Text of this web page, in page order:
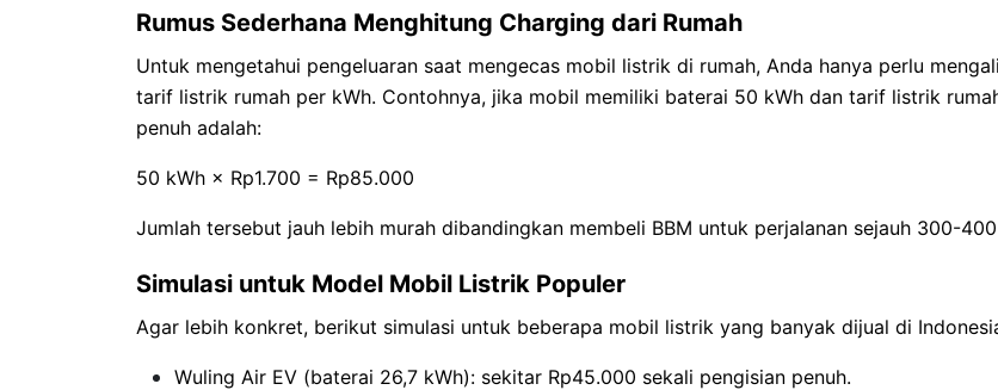
Rumus Sederhana Menghitung Charging dari Rumah
Untuk mengetahui pengeluaran saat mengecas mobil listrik di rumah, Anda hanya perlu
tarif listrik rumah per kWh. Contohnya, jika mobil memiliki baterai 50 kWh dan tarif listrik
penuh adalah:
50 kWh × Rp1.700 = Rp85.000
Jumlah tersebut jauh lebih murah dibandingkan membeli BBM untuk perjalanan sejauh 300-
Simulasi untuk Model Mobil Listrik Populer
Agar lebih konkret, berikut simulasi untuk beberapa mobil listrik yang banyak dijual di
Wuling Air EV (baterai 26,7 kWh): sekitar Rp45.000 sekali pengisian penuh.